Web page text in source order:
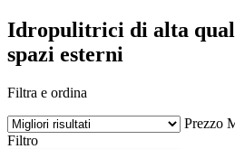
Idropulitrici di alta
spazi esterni
Filtra e ordina
Prezzo
Filtro